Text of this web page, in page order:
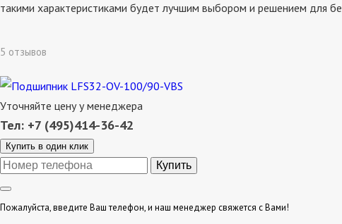
такими характеристиками будет лучшим выбором и решением для
5 отзывов
Уточняйте цену у менеджера
Тел: +7 (495)414-36-42
Купить в один клик
Пожалуйста, введите Ваш телефон, и наш менеджер свяжется с Вами!